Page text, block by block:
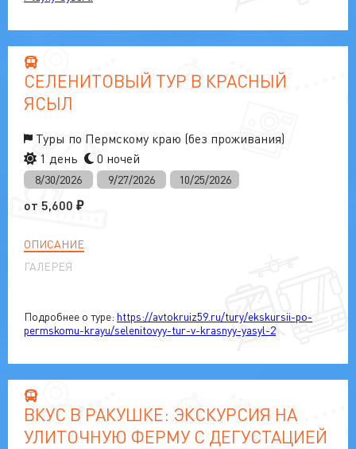
СЕЛЕНИТОВЫЙ ТУР В КРАСНЫЙ
ЯСЫЛ
Туры по Пермскому краю (без проживания)
1 день
0 ночей
8/30/2026 9/27/2026 10/25/2026
от 5,600 ₽
ОПИСАНИЕ
ГАЛЕРЕЯ
Подробнее о туре: https://avtokruiz59.ru/tury/ekskursii-po-
permskomu-krayu/selenitovyy-tur-v-krasnyy-yasyl-2
ВКУС В РАКУШКЕ: ЭКСКУРСИЯ НА
УЛИТОЧНУЮ ФЕРМУ С ДЕГУСТАЦИЕЙ